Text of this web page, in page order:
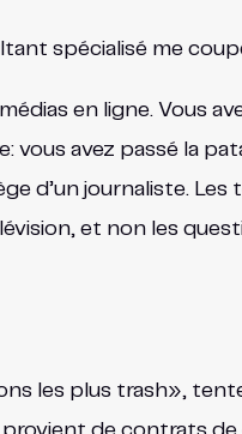
spécialisé me
en ligne. Vous
vous avez passé la
d’un journaliste.
et non les
les plus trash»,